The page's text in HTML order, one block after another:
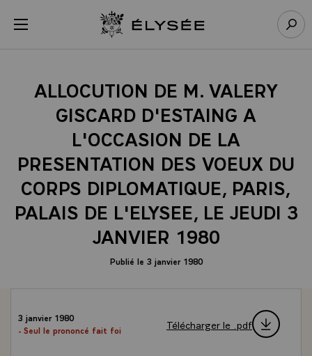
menu Retour à l’accueil Élysée
ALLOCUTION DE M. VALERY
GISCARD D'ESTAING A
L'OCCASION DE LA
PRESENTATION DES VOEUX DU
CORPS DIPLOMATIQUE, PARIS,
PALAIS DE L'ELYSEE, LE JEUDI 3
JANVIER 1980
Publié le 3 janvier 1980
3 janvier 1980
- Seul le prononcé fait foi
Télécharger le .pdf
Panneau de gestion des cookies